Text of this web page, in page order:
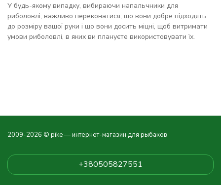
У будь-якому випадку, вибираючи напальчники для
риболовлі, важливо переконатися, що вони добре підходять
до розміру вашої руки і що вони досить міцні, щоб витримати
умови риболовлі, в яких ви плануєте використовувати їх.
2009-2026 © pike — интернет-магазин для рыбаков
+380505827551